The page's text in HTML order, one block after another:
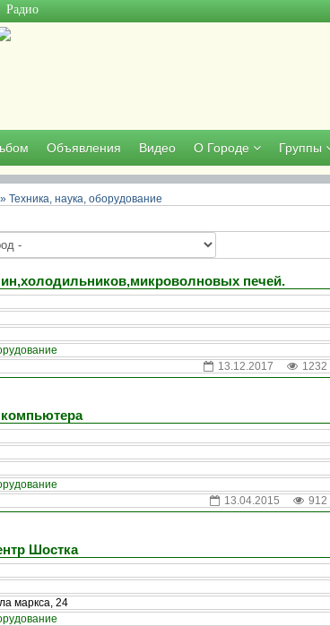
Радио
Объявления Видео О Городе Группы
» Техника, наука, оборудование
печей.
13.12.2017
1232
13.04.2015
912
Шостка
маркса, 24